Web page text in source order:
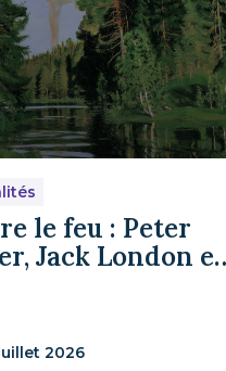
le feu : Peter
Jack London et
2026